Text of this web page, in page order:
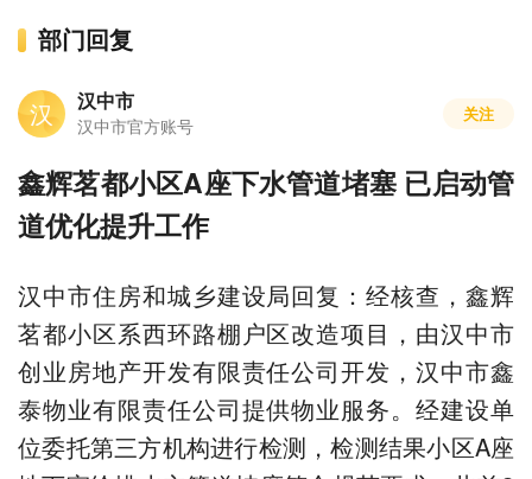
部门回复
汉 汉中市
汉中市官方账号
关注
鑫辉茗都小区A座下水管道堵塞 已启动管
道优化提升工作
汉中市住房和城乡建设局回复：经核查，鑫辉
茗都小区系西环路棚户区改造项目，由汉中市
创业房地产开发有限责任公司开发，汉中市鑫
泰物业有限责任公司提供物业服务。经建设单
位委托第三方机构进行检测，检测结果小区A座